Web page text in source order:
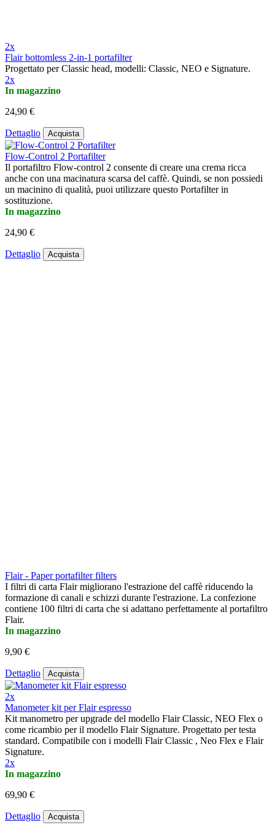
2x
Flair bottomless 2-in-1 portafilter
Progettato per Classic head, modelli: Classic, NEO e Signature.
2x
In magazzino
24,90 €
Dettaglio Acquista
Flow-Control 2 Portafilter
Il portafiltro Flow-control 2 consente di creare una crema ricca
anche con una macinatura scarsa del caffè. Quindi, se non possiedi
un macinino di qualità, puoi utilizzare questo Portafilter in
sostituzione.
In magazzino
24,90 €
Dettaglio Acquista
Flair - Paper portafilter filters
I filtri di carta Flair migliorano l'estrazione del caffè riducendo la
formazione di canali e schizzi durante l'estrazione. La confezione
contiene 100 filtri di carta che si adattano perfettamente al portafiltro
Flair.
In magazzino
9,90 €
Dettaglio Acquista
2x
Manometer kit per Flair espresso
Kit manometro per upgrade del modello Flair Classic, NEO Flex o
come ricambio per il modello Flair Signature. Progettato per testa
standard. Compatibile con i modelli Flair Classic , Neo Flex e Flair
Signature.
2x
In magazzino
69,90 €
Dettaglio Acquista